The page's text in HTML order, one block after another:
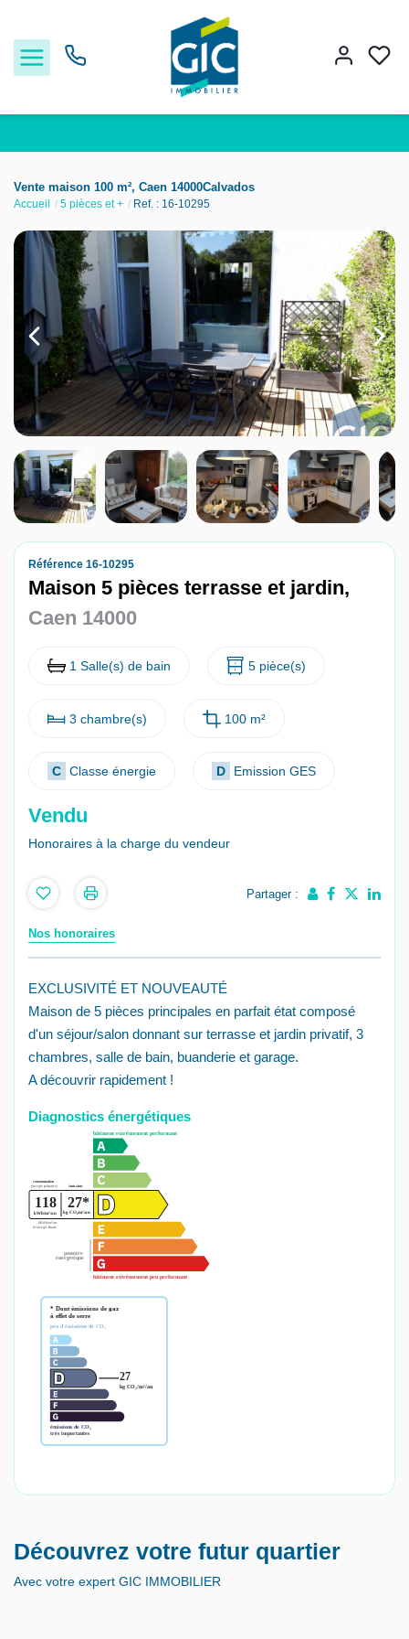
Acheter
Louer
Estimer
Nos services
Nos agences
Nous contacter
Nous rejoindre
Vente maison 100 m², Caen 14000Calvados
Accueil 5 pièces et + Ref. : 16-10295
Référence 16-10295
Maison 5 pièces terrasse et jardin,
Caen 14000
1 Salle(s) de bain 5 pièce(s)
3 chambre(s) 100 m²
C Classe énergie D Emission GES
Vendu
Honoraires à la charge du vendeur
Partager :
Nos honoraires
EXCLUSIVITÉ ET NOUVEAUTÉ
Maison de 5 pièces principales en parfait état composé
d'un séjour/salon donnant sur terrasse et jardin privatif, 3
chambres, salle de bain, buanderie et garage.
A découvrir rapidement !
Diagnostics énergétiques
Découvrez votre futur quartier
Avec votre expert GIC IMMOBILIER